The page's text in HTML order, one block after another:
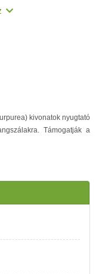
kivonatok nyugtató
Támogatják a